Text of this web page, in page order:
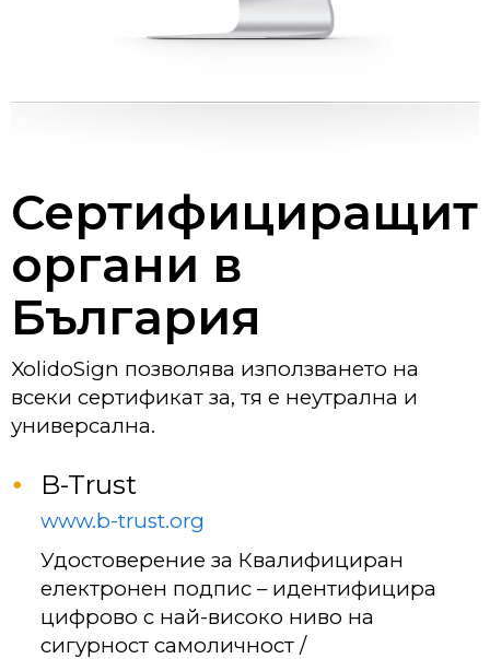
органи в
България
XolidoSign позволява използването на
всеки сертификат за, тя е неутрална и
универсална.
B-Trust
www.b-trust.org
Удостоверение за Квалифициран
електронен подпис – идентифицира
цифрово с най-високо ниво на
сигурност самоличност /